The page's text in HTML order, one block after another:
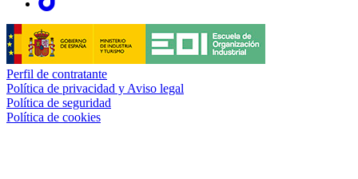
Perfil de contratante
Política de privacidad y Aviso legal
Política de seguridad
Política de cookies